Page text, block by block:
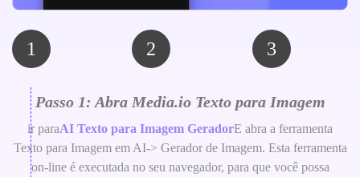
1 2 3
Passo 1: Abra Media.io Texto para Imagem
ir paraAI Texto para Imagem GeradorE abra a ferramenta
Texto para Imagem em AI-> Gerador de Imagem. Esta ferramenta
on-line é executada no seu navegador, para que você possa